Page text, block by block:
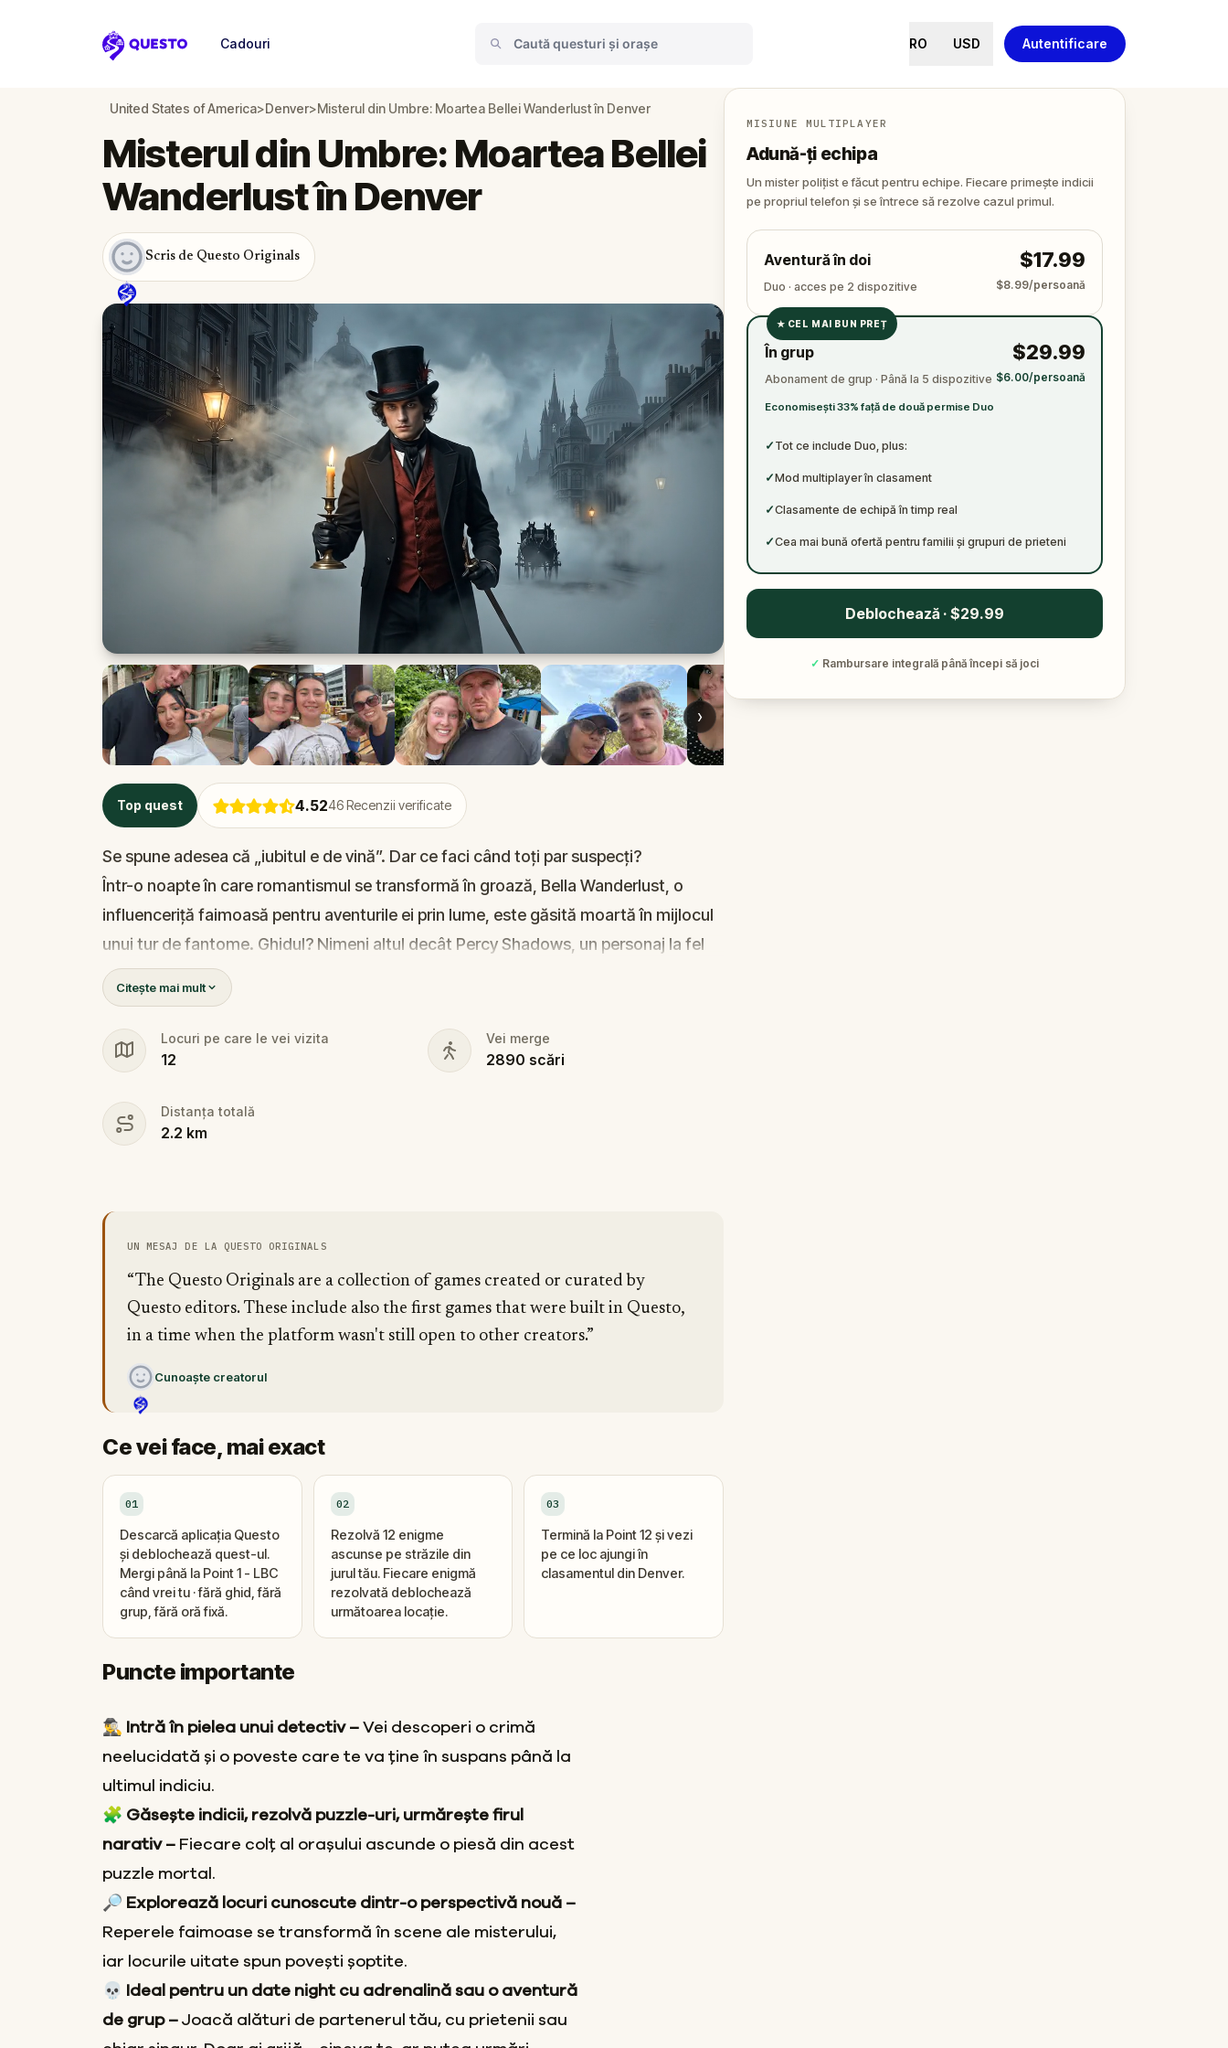
Questo
Cadouri RO USD Autentificare
United States of America>Denver>Misterul din Umbre: Moartea Bellei Wanderlust în Denver
›
Top quest 4.5246Recenzii verificate
Misterul din Umbre: Moartea Bellei
Wanderlust în Denver
Scris de Questo Originals
Se spune adesea că „iubitul e de vină”. Dar ce faci când toți par suspecți?
Într-o noapte în care romantismul se transformă în groază, Bella Wanderlust, o
influenceriță faimoasă pentru aventurile ei prin lume, este găsită moartă în mijlocul
unui tur de fantome. Ghidul? Nimeni altul decât Percy Shadows, un personaj la fel
de teatral pe cât e de enigmatic.
Cine e criminalul? Walter, iubitul gelos și imprevizibil? Percy, actorul pasionat de
morbid și mistere? Sau poate o altă prezență, bine ascunsă în umbrele orașului?
🔍 E timpul să intri în joc. Adună indicii, urmărește fiecare gest, pune întrebările
uita să ai la tine un pix și o foaie – adevărul e în detalii.
Citește mai mult
Locuri pe care le vei vizita
12
Vei merge
2890 scări
Distanța totală
2.2 km
UN MESAJ DE LA QUESTO ORIGINALS
“The Questo Originals are a collection of games created or curated by
Questo editors. These include also the first games that were built in Questo,
in a time when the platform wasn't still open to other creators.”
Cunoaște creatorul
Ce vei face, mai exact
01
Descarcă aplicația Questo
și deblochează quest-ul.
Mergi până la Point 1 - LBC
când vrei tu · fără ghid, fără
grup, fără oră fixă.
02
Rezolvă 12 enigme
ascunse pe străzile din
jurul tău. Fiecare enigmă
rezolvată deblochează
următoarea locație.
03
Termină la Point 12 și vezi
pe ce loc ajungi în
clasamentul din Denver.
Puncte importante
🕵️‍♂️ Intră în pielea unui detectiv – Vei descoperi o crimă
neelucidată și o poveste care te va ține în suspans până la
ultimul indiciu.
🧩 Găsește indicii, rezolvă puzzle-uri, urmărește firul
narativ – Fiecare colț al orașului ascunde o piesă din acest
puzzle mortal.
🔎 Explorează locuri cunoscute dintr-o perspectivă nouă –
Reperele faimoase se transformă în scene ale misterului,
iar locurile uitate spun povești șoptite.
💀 Ideal pentru un date night cu adrenalină sau o aventură
de grup – Joacă alături de partenerul tău, cu prietenii sau
MISIUNE MULTIPLAYER
Adună-ți echipa
Un mister polițist e făcut pentru echipe. Fiecare primește indicii
pe propriul telefon și se întrece să rezolve cazul primul.
Aventură în doi
Duo · acces pe 2 dispozitive
$17.99
$8.99/persoană
✓
✓
★ CEL MAI BUN PREȚ
În grup
Abonament de grup · Până la 5 dispozitive
Economisești 33% față de două permise Duo
$29.99
$6.00/persoană
✓ Tot ce include Duo, plus:
✓Mod multiplayer în clasament
✓Clasamente de echipă în timp real
✓Cea mai bună ofertă pentru familii și grupuri de prieteni
Deblochează · $29.99
✓ Rambursare integrală până începi să joci